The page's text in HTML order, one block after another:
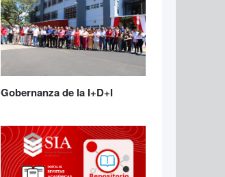
Gobernanza de la I+D+I